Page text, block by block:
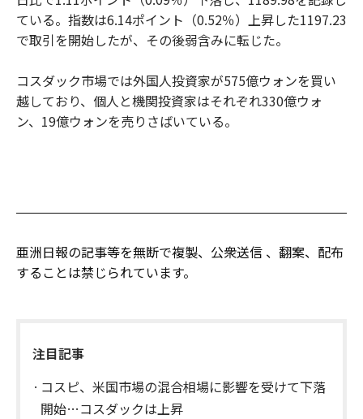
ている。指数は6.14ポイント（0.52％）上昇した1197.23
で取引を開始したが、その後弱含みに転じた。
コスダック市場では外国人投資家が575億ウォンを買い
越しており、個人と機関投資家はそれぞれ330億ウォ
ン、19億ウォンを売りさばいている。
亜洲日報の記事等を無断で複製、公衆送信 、翻案、配布
することは禁じられています。
注目記事
コスピ、米国市場の混合相場に影響を受けて下落
開始…コスダックは上昇